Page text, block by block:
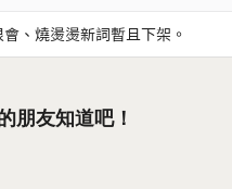
、燒燙燙新詞暫且下架。
朋友知道吧！